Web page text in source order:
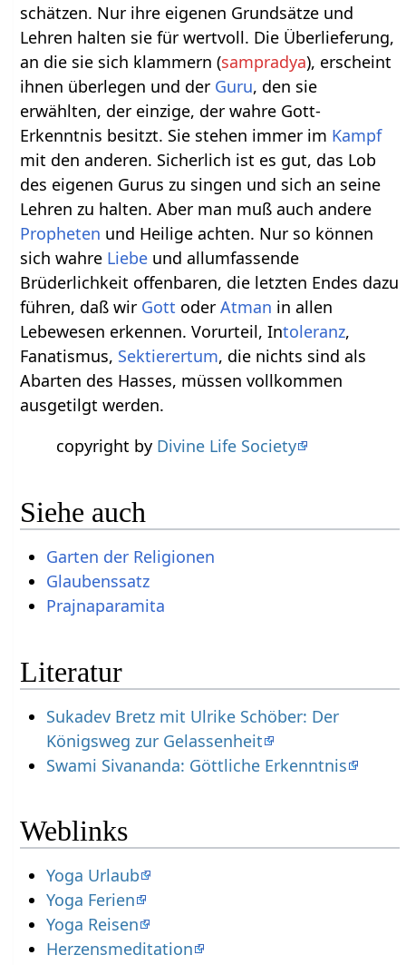
schätzen. Nur ihre eigenen Grundsätze und
Lehren halten sie für wertvoll. Die Überlieferung,
an die sie sich klammern (sampradya), erscheint
ihnen überlegen und der Guru, den sie
erwählten, der einzige, der wahre Gott-
Erkenntnis besitzt. Sie stehen immer im Kampf
mit den anderen. Sicherlich ist es gut, das Lob
des eigenen Gurus zu singen und sich an seine
Lehren zu halten. Aber man muß auch andere
Propheten und Heilige achten. Nur so können
sich wahre Liebe und allumfassende
Brüderlichkeit offenbaren, die letzten Endes dazu
führen, daß wir Gott oderAtman in allen
Lebewesen erkennen. Vorurteil, Intoleranz,
Fanatismus, Sektierertum, die nichts sind als
Abarten des Hasses, müssen vollkommen
ausgetilgt werden.
copyright by Divine Life Society
Siehe auch
Garten der Religionen
Glaubenssatz
Prajnaparamita
Literatur
Sukadev Bretz mit Ulrike Schöber: Der
Königsweg zur Gelassenheit
Swami Sivananda: Göttliche Erkenntnis
Weblinks
Yoga Urlaub
Yoga Ferien
Yoga Reisen
Herzensmeditation